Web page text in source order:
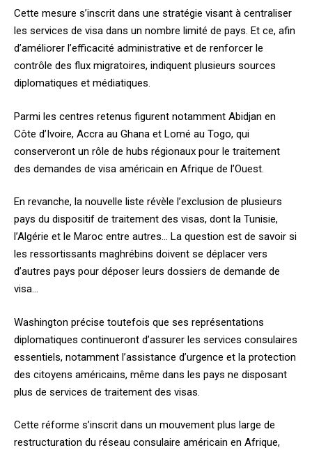
Cette mesure s’inscrit dans une stratégie visant à centraliser
les services de visa dans un nombre limité de pays. Et ce, afin
d’améliorer l’efficacité administrative et de renforcer le
contrôle des flux migratoires, indiquent plusieurs sources
diplomatiques et médiatiques.
Parmi les centres retenus figurent notamment Abidjan en
Côte d’Ivoire, Accra au Ghana et Lomé au Togo, qui
conserveront un rôle de hubs régionaux pour le traitement
des demandes de visa américain en Afrique de l’Ouest.
En revanche, la nouvelle liste révèle l’exclusion de plusieurs
pays du dispositif de traitement des visas, dont la Tunisie,
l’Algérie et le Maroc entre autres… La question est de savoir si
les ressortissants maghrébins doivent se déplacer vers
d’autres pays pour déposer leurs dossiers de demande de
visa…
Washington précise toutefois que ses représentations
diplomatiques continueront d’assurer les services consulaires
essentiels, notamment l’assistance d’urgence et la protection
des citoyens américains, même dans les pays ne disposant
plus de services de traitement des visas.
Cette réforme s’inscrit dans un mouvement plus large de
restructuration du réseau consulaire américain en Afrique,